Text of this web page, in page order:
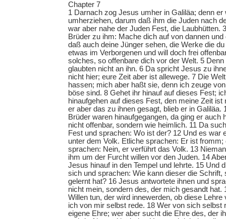
Chapter 7
1 Darnach zog Jesus umher in Galiläa; denn er
umherziehen, darum daß ihm die Juden nach
war aber nahe der Juden Fest, die Laubhütten.
Brüder zu ihm: Mache dich auf von dannen
daß auch deine Jünger sehen, die Werke die
etwas im Verborgenen und will doch frei
solches, so offenbare dich vor der Welt. 5
glaubten nicht an ihn. 6 Da spricht Jesus zu
nicht hier; eure Zeit aber ist allewege. 7 Die
hassen; mich aber haßt sie, denn ich zeuge
böse sind. 8 Gehet ihr hinauf auf dieses Fest;
hinaufgehen auf dieses Fest, den meine Zeit ist
er aber das zu ihnen gesagt, blieb er in Galiläa.
Brüder waren hinaufgegangen, da ging er auch
nicht offenbar, sondern wie heimlich. 11 Da
Fest und sprachen: Wo ist der? 12 Und es war
unter dem Volk. Etliche sprachen: Er ist fromm;
sprachen: Nein, er verführt das Volk. 13
ihm um der Furcht willen vor den Juden. 14
Jesus hinauf in den Tempel und lehrte. 15 Und
sich und sprachen: Wie kann dieser die Schrift,
gelernt hat? 16 Jesus antwortete ihnen und
nicht mein, sondern des, der mich gesandt hat.
Willen tun, der wird innewerden, ob diese Lehre
ich von mir selbst rede. 18 Wer von sich selbst
eigene Ehre; wer aber sucht die Ehre des, der